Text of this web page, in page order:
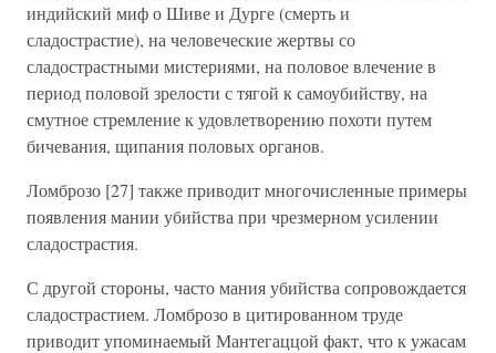
индийский миф о Шиве и Дурге (смерть и
сладострастие), на человеческие жертвы со
сладострастными мистериями, на половое влечение в
период половой зрелости с тягой к самоубийству, на
смутное стремление к удовлетворению похоти путем
бичевания, щипания половых органов.
Ломброзо [27] также приводит многочисленные примеры
появления мании убийства при чрезмерном усилении
сладострастия.
С другой стороны, часто мания убийства сопровождается
сладострастием. Ломброзо в цитированном труде
приводит упоминаемый Мантегаццой факт, что к ужасам